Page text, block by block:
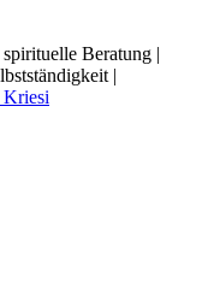
Beratung |
|